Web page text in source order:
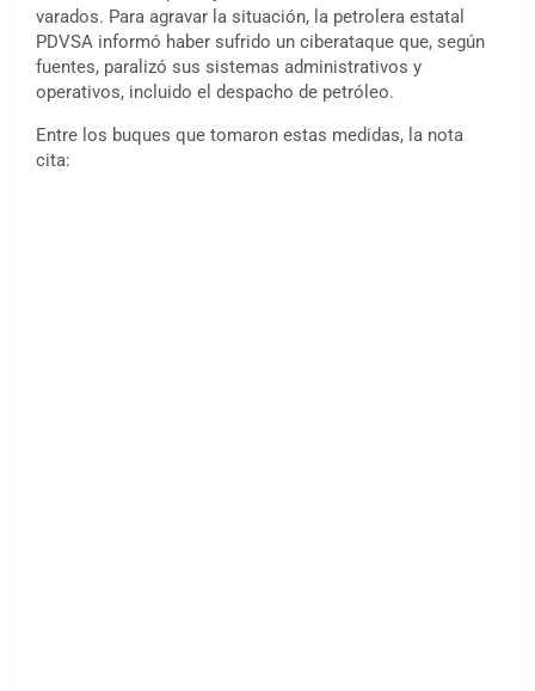
varados. Para agravar la situación, la petrolera estatal
PDVSA informó haber sufrido un ciberataque que, según
fuentes, paralizó sus sistemas administrativos y
operativos, incluido el despacho de petróleo.
Entre los buques que tomaron estas medidas, la nota
cita: